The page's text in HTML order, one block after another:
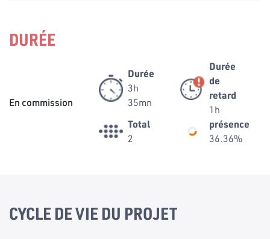
DURÉE
En commission
Durée
3h
35mn
Durée
de
retard
1h
Total
2
présence
36.36%
CYCLE DE VIE DU PROJET